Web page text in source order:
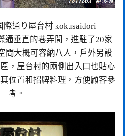
際通り屋台村 kokusaidori
通垂直的巷弄間，進駐了20家
間大概可容納八人，戶外另設
，屋台村的兩側出入口也貼心
位置和招牌料理，方便顧客參
考。